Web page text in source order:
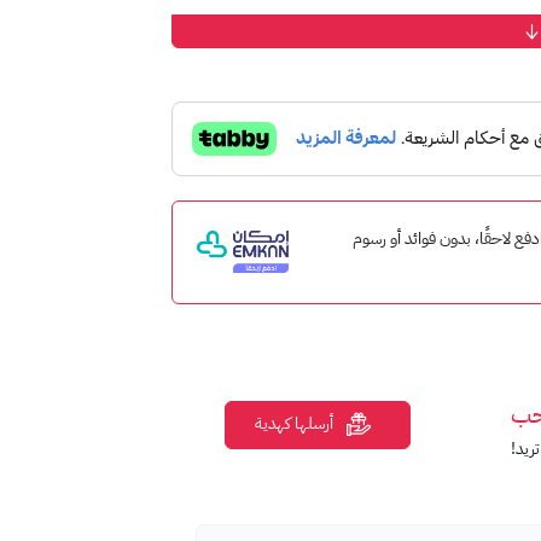
ادفع لاحقًا، بدون فوائد أو رسوم
أرسلها كهدية